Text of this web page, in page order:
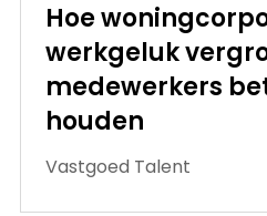
Hoe
werkgeluk
medewerkers
houden
Vastgoed Talent